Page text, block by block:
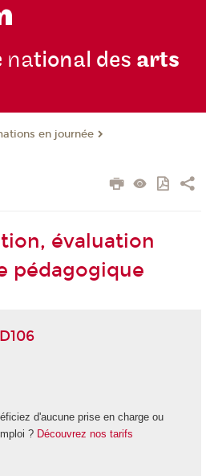
national des arts
en journée
évaluation
pédagogique
d'aucune prise en charge ou
? Découvrez nos tarifs